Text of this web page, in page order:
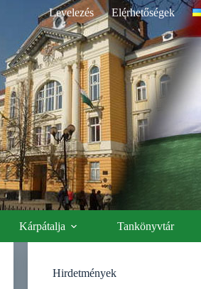
Levelezés Elérhetőségek
Kárpátalja Tankönyvtár
Hirdetmények